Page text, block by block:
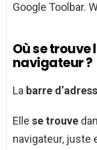
Google Toolbar.
Où se trouve
navigateur ?
La barre
Elle se trouve
navigateur, juste